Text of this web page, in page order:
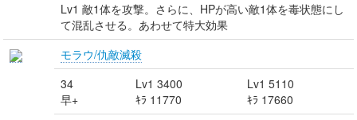
Lv1 敵1体を攻撃。さらに、HPが高い敵1体を毒状態にし
て混乱させる。あわせて特大効果
モラウ/仇敵滅殺
34
早+
Lv1 3400
ｷﾗ 11770
Lv1 5110
ｷﾗ 17660